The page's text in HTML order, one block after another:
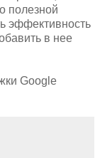
полезной
эффективность
в нее
Google